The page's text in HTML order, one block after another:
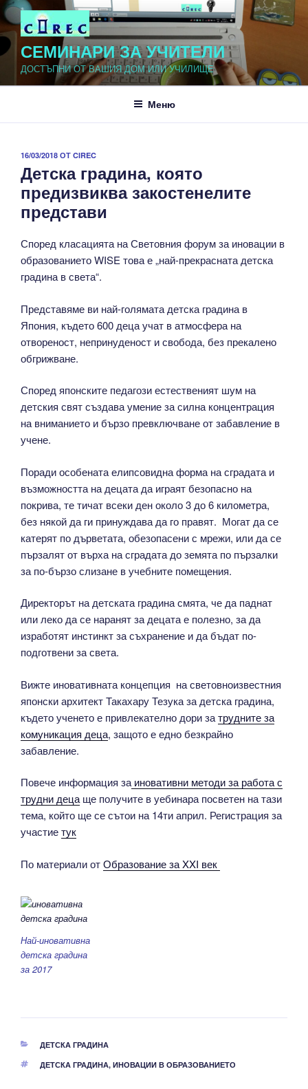
Напред
към
съдържанието
СЕМИНАРИ ЗА УЧИТЕЛИ
ДОСТЪПНИ ОТ ВАШИЯ ДОМ ИЛИ УЧИЛИЩЕ
Меню
ПУБЛИКУВАНО
НА
16/03/2018 ОТ CIREC
Детска градина, която
предизвиква закостенелите
представи
Според класацията на Световния форум за иновации в
образованието WISE това е „най-прекрасната детска
градина в света“.
Представяме ви най-голямата детска градина в
Япония, където 600 деца учат в атмосфера на
отвореност, непринуденост и свобода, без прекалено
обгрижване.
Според японските педагози естественият шум на
детския свят създава умение за силна концентрация
на вниманието и бързо превключване от забавление в
учене.
Поради особената елипсовидна форма на сградата и
възможността на децата да играят безопасно на
покрива, те тичат всеки ден около 3 до 6 километра,
без някой да ги принуждава да го правят. Могат да се
катерят по дърветата, обезопасени с мрежи, или да се
пързалят от върха на сградата до земята по пързалки
за по-бързо слизане в учебните помещения.
Директорът на детската градина смята, че да паднат
или леко да се наранят за децата е полезно, за да
изработят инстинкт за съхранение и да бъдат по-
подготвени за света.
Вижте иновативната концепция на световноизвестния
японски архитект Такахару Тезука за детска градина,
където ученето е привлекателно дори затрудните за
комуникация деца, защото е едно безкрайно
забавление.
Повече информация заиновативни методи за работа с
трудни децаще получите в уебинара посветен на тази
тема, който ще се сътои на 14ти април. Регистрация за
участиетук
По материали отОбразование за XXI век
Най-иновативна
детска градина
за 2017
КАТЕГОРИИ
ДЕТСКА ГРАДИНА
ЕТИКЕТИ
ДЕТСКА ГРАДИНА, ИНОВАЦИИ В ОБРАЗОВАНИЕТО